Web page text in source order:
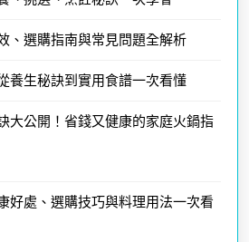
、選購指南與常見問題全解析
養生秘訣到實用食譜一次看懂
大公開！省錢又健康的家庭火鍋指
好處、選購技巧與料理用法一次看